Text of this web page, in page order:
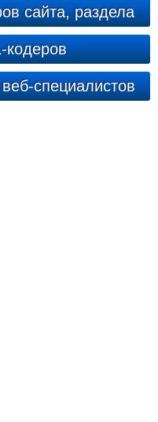
сайта, раздела
специалистов